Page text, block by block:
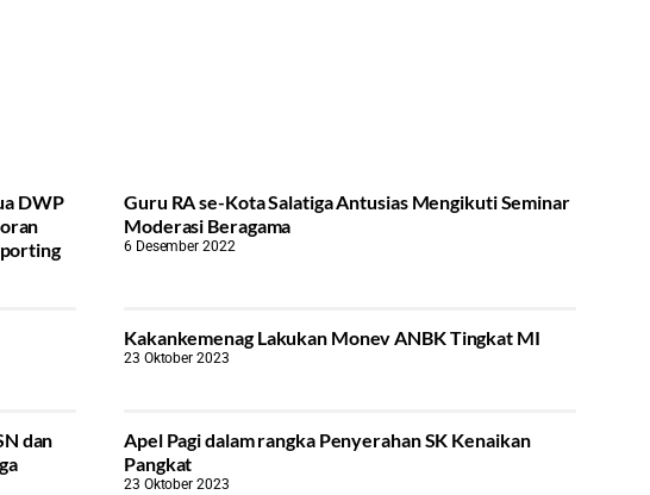
DWP
Guru RA se-Kota Salatiga Antusias Mengikuti Seminar
Moderasi Beragama
6 Desember 2022
Kakankemenag Lakukan Monev ANBK Tingkat MI
23 Oktober 2023
dan
Apel Pagi dalam rangka Penyerahan SK Kenaikan
Pangkat
23 Oktober 2023